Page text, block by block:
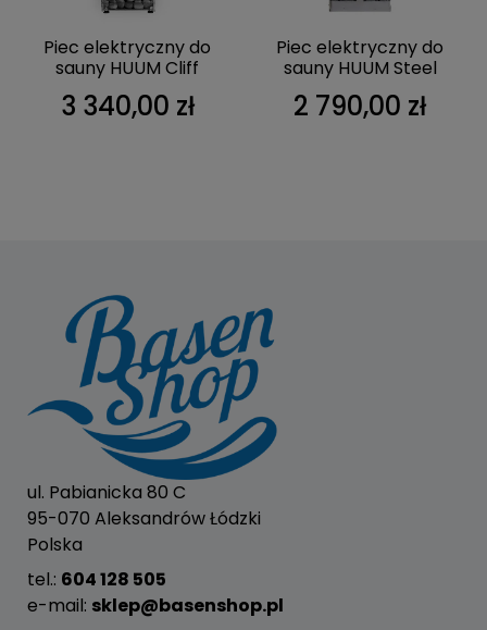
Piec elektryczny do
sauny HUUM Cliff
3 340,00 zł
Piec elektryczny do
sauny HUUM Steel
2 790,00 zł
ul. Pabianicka 80 C
95-070 Aleksandrów Łódzki
Polska
tel.: 604 128 505
e-mail: sklep@basenshop.pl